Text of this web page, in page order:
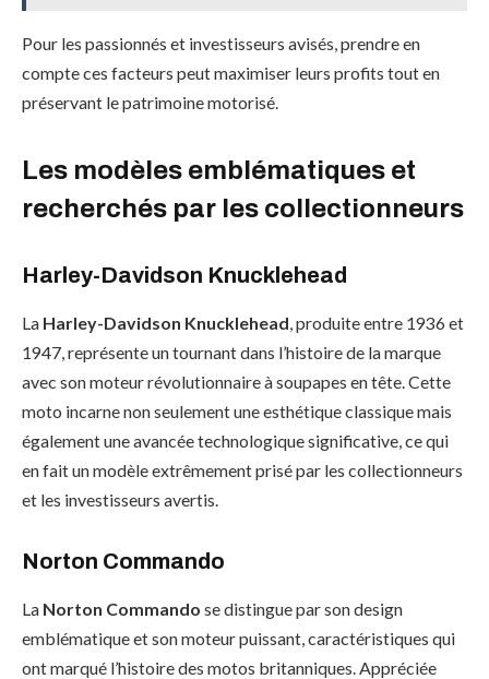
Pour les passionnés et investisseurs avisés, prendre en
compte ces facteurs peut maximiser leurs profits tout en
préservant le patrimoine motorisé.
Les modèles emblématiques et
recherchés par les collectionneurs
Harley-Davidson Knucklehead
La Harley-Davidson Knucklehead, produite entre 1936 et
1947, représente un tournant dans l’histoire de la marque
avec son moteur révolutionnaire à soupapes en tête. Cette
moto incarne non seulement une esthétique classique mais
également une avancée technologique significative, ce qui
en fait un modèle extrêmement prisé par les collectionneurs
et les investisseurs avertis.
Norton Commando
La Norton Commando se distingue par son design
emblématique et son moteur puissant, caractéristiques qui
ont marqué l’histoire des motos britanniques. Appréciée